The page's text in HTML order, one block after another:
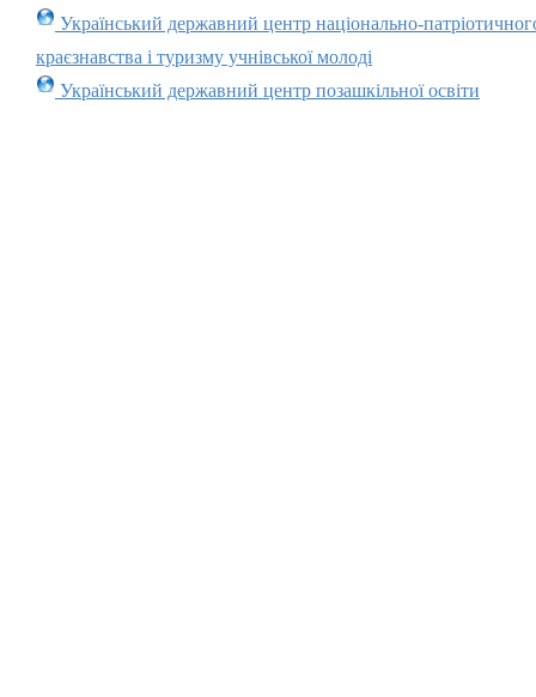
Український державний центр національно-
краєзнавства і туризму учнівської молоді
Український державний центр позашкільної освіти